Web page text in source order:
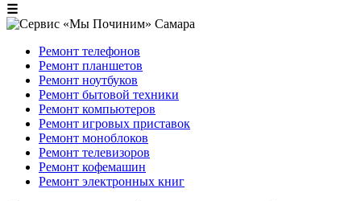
☰
Ремонт телефонов
Ремонт планшетов
Ремонт ноутбуков
Ремонт бытовой техники
Ремонт компьютеров
Ремонт игровых приставок
Ремонт моноблоков
Ремонт телевизоров
Ремонт кофемашин
Ремонт электронных книг